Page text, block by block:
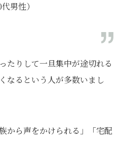
男性）
たりして一旦集中が途切れる
なるという人が多数いまし
から声をかけられる」「宅配